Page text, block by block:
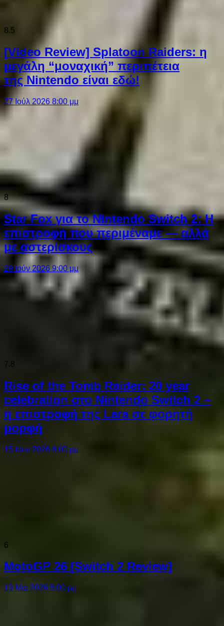
8.5
[Video Review] Splatoon Raiders: η
μεγάλη “μοναχική” περιπέτεια
της Nintendo είναι εδώ!
27 Ιούλ 2026 8:00 μμ
8
Star Fox για το Nintendo Switch 2: Η
επιστροφή που περιμέναμε — αλλά
με αστερίσκους
29 Ιούν 2026 9:00 μμ
7.8
Rise of the Tomb Raider: 20 year
celebration στο Nintendo Switch 2 –
η επιστροφή της Lara σε φορητή
μορφή
15 Ιούν 2026 8:00 μμ
6
MotoGP 26 [Switch 2 Review]
13 Μάι 2026 8:00 μμ